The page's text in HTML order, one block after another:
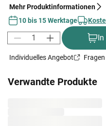
Mehr Produktinformationen
10 bis 15 Werktage
In
Individuelles Angebot
Verwandte Produkte